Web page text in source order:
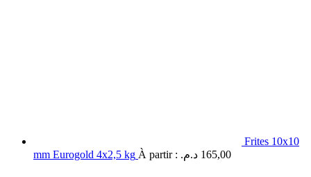
Frites 10x10
mm Eurogold 4x2,5 kg À partir : 165,00 د.م.